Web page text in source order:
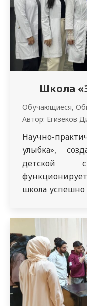
Школа
Обучающиеся,
Автор: Егизеков
Научно-
улыбка»,
детской
школа
цель –
сохранения и
здорового